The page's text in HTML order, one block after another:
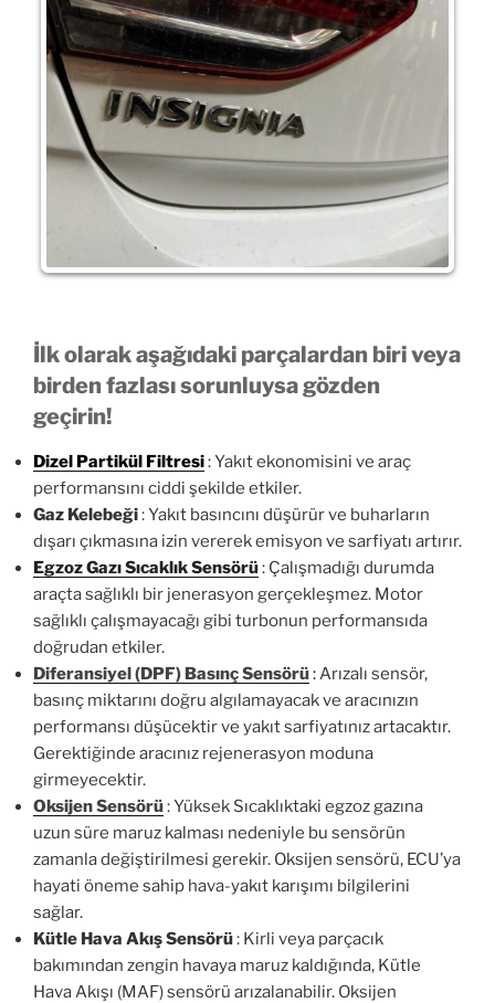
İlk olarak aşağıdaki parçalardan biri veya
birden fazlası sorunluysa gözden
geçirin!
Dizel Partikül Filtresi: Yakıt ekonomisini ve araç
performansını ciddi şekilde etkiler.
Gaz Kelebeği: Yakıt basıncını düşürür ve buharların
dışarı çıkmasına izin vererek emisyon ve sarfiyatı artırır.
Egzoz Gazı Sıcaklık Sensörü: Çalışmadığı durumda
araçta sağlıklı bir jenerasyon gerçekleşmez. Motor
sağlıklı çalışmayacağı gibi turbonun performansıda
doğrudan etkiler.
Diferansiyel (DPF) Basınç Sensörü: Arızalı sensör,
basınç miktarını doğru algılamayacak ve aracınızın
performansı düşücektir ve yakıt sarfiyatınız artacaktır.
Gerektiğinde aracınız rejenerasyon moduna
girmeyecektir.
Oksijen Sensörü: Yüksek Sıcaklıktaki egzoz gazına
uzun süre maruz kalması nedeniyle bu sensörün
zamanla değiştirilmesi gerekir. Oksijen sensörü, ECU’ya
hayati öneme sahip hava-yakıt karışımı bilgilerini
sağlar.
Kütle Hava Akış Sensörü: Kirli veya parçacık
bakımından zengin havaya maruz kaldığında, Kütle
Hava Akışı (MAF) sensörü arızalanabilir. Oksijen